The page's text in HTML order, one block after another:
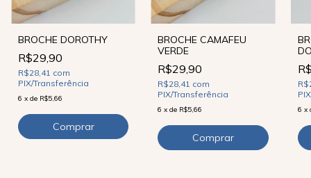
BROCHE DOROTHY
R$29,90
R$28,41 com
PIX/Transferência
6 x de R$5,66
BROCHE CAMAFEU
VERDE
R$29,90
R$28,41 com
PIX/Transferência
6 xde R$5,66 6 x